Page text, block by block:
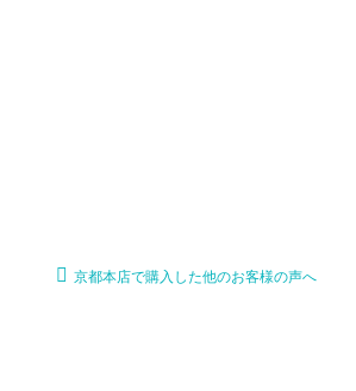
京都本店で購入した他のお客様の声へ